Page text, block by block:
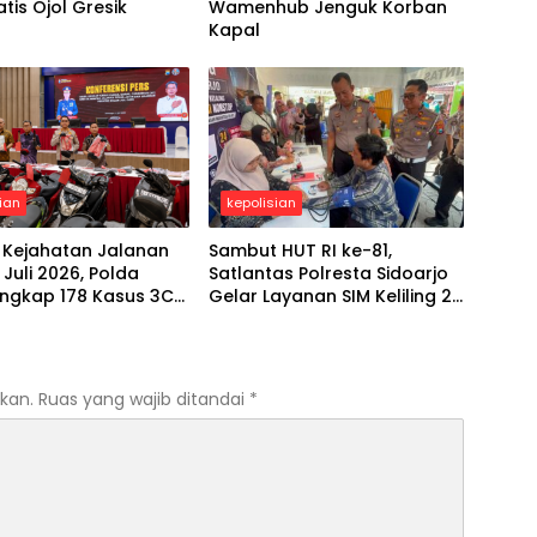
Ojol Gresik
Wamenhub Jenguk Korban
Kapal
Jalanan
2026, Polda
178 Kasus 3C
kepolisian
Sambut HUT RI ke-81,
Satlantas Polresta Sidoarjo
Gelar Layanan SIM Keliling 24
Ruas yang wajib ditandai *